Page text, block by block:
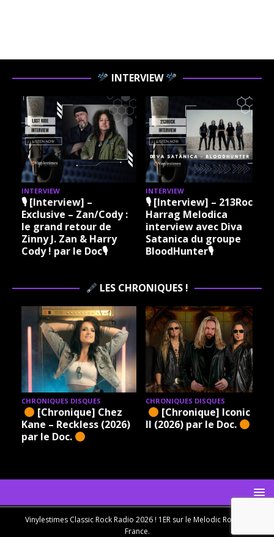
INTERVIEW
INTERVIEW
🎙 [Interview] –
Exclusive – Zan/Cody :
le grand retour de
Zinny J. Zan & Harry
Cody ! par le Doc🎙
INTERVIEW
🎙 [Interview] – 213Rock
Harrag Melodica
interview avec Diva
Satanica du groupe
BloodHunter🎙
LES CHRONIQUES !
CHRONIQUES DISQUES
[Chronique] Chez
Kane – Reckless (2026)
par le Doc.
CHRONIQUES DISQUES
[Chronique] Iconic –
II (2026) par le Doc.
Vinylestimes Classic Rock Radio 2026 ! 1ER sur le Melodic Rock en
France.